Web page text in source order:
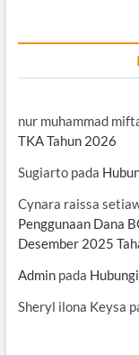
nur muhammad
TKA Tahun 2026
Sugiartopada
Cynara raissa
Penggunaan Dana
Desember 2025
Adminpada
Sheryl ilona Keysa